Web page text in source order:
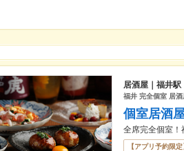
居酒屋｜福井駅
福井 完全個室 居
個室居酒
全席完全個室！
【アプリ予約限